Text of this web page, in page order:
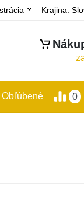
Krajina:
0
Obľúbené